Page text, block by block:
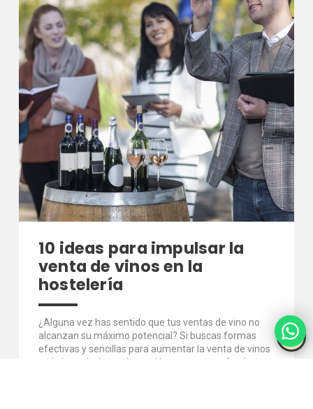
10 ideas para impulsar la
venta de vinos en la
hostelería
¿Alguna vez has sentido que tus ventas de vino no
alcanzan su máximo potencial? Si buscas formas
efectivas y sencillas para aumentar la venta de vinos
en la hostelería, estás en el lugar correcto. Aquí te